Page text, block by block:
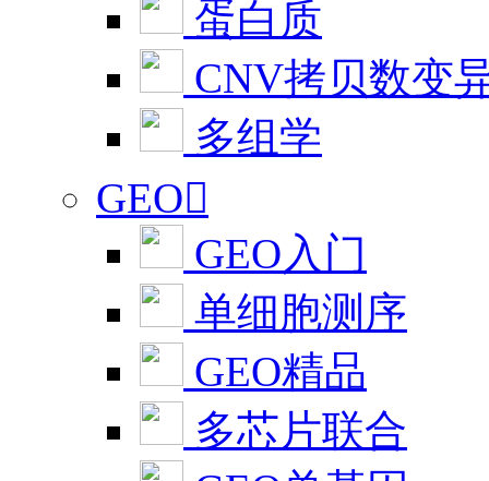
蛋白质
CNV拷贝数变
多组学
GEO
GEO入门
单细胞测序
GEO精品
多芯片联合